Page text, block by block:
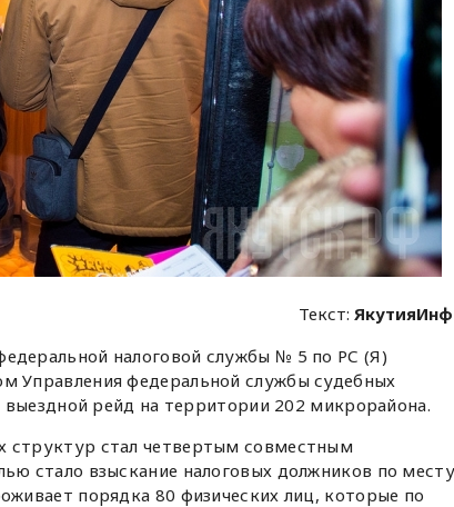
Текст:
налоговой службы № 5 по РС (Я)
Управления федеральной службы судебных
рейд на территории 202 микрорайона.
структур стал четвертым совместным
стало взыскание налоговых должников по месту
порядка 80 физических лиц, которые по